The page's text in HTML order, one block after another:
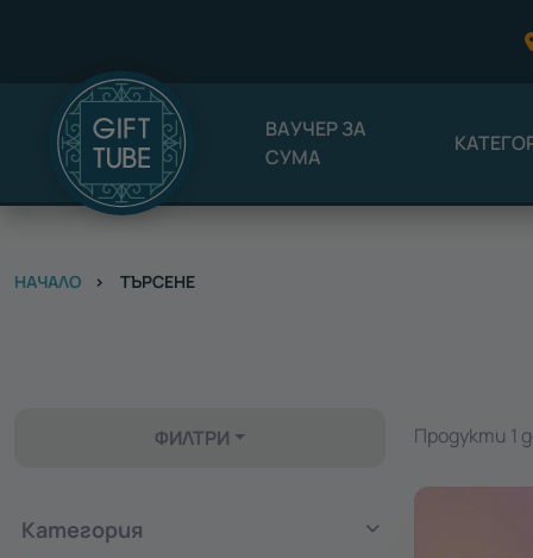
ВАУЧЕР ЗА
СУМА
НАЧАЛО ТЪРСЕНЕ
ФИЛТРИ Продукти 1
Категория